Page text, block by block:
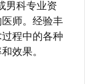
男科专业资
师。经验丰
程中的各种
效果。